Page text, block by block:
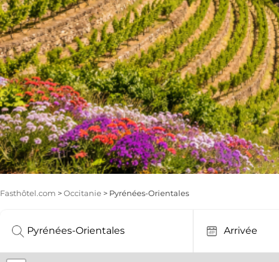
Fasthôtel.com > Occitanie > Pyrénées-Orientales